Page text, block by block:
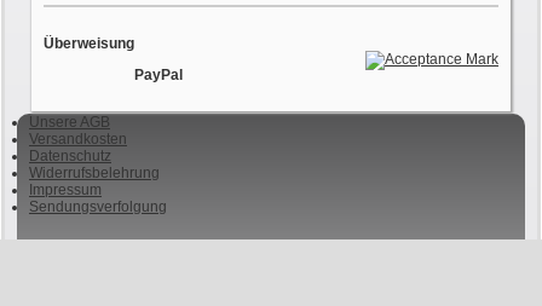
Überweisung
PayPal
Unsere AGB
Versandkosten
Datenschutz
Widerrufsbelehrung
Impressum
Sendungsverfolgung